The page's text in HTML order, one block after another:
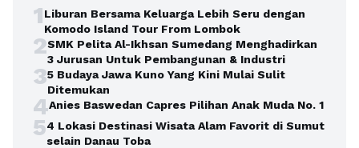
1Liburan Bersama Keluarga Lebih Seru dengan
Komodo Island Tour From Lombok
2SMK Pelita Al-Ikhsan Sumedang Menghadirkan
3 Jurusan Untuk Pembangunan & Industri
35 Budaya Jawa Kuno Yang Kini Mulai Sulit
Ditemukan
4Anies Baswedan Capres Pilihan Anak Muda No. 1
54 Lokasi Destinasi Wisata Alam Favorit di Sumut
selain Danau Toba